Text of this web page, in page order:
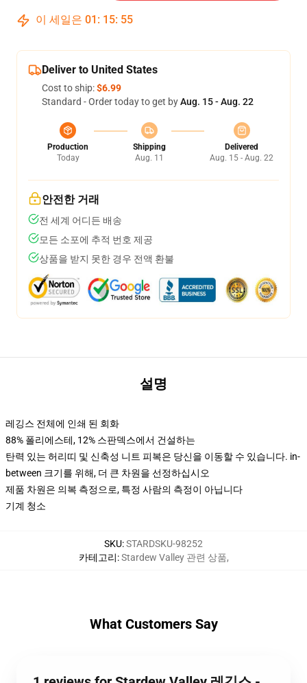
이 세일은 01 : 15: 54
Deliver to United States
Cost to ship:$6.99
Standard - Order today to get byAug. 15 - Aug. 22
Production
Today
Shipping
Aug. 11
Delivered
Aug. 15 - Aug. 22
안전한 거래
전 세계 어디든 배송
모든 소포에 추적 번호 제공
상품을 받지 못한 경우 전액 환불
설명
레깅스 전체에 인쇄 된 회화
88% 폴리에스테, 12% 스판덱스에서 건설하는
탄력 있는 허리띠 및 신축성 니트 피복은 당신을 이동할 수 있습니다. in-
between 크기를 위해, 더 큰 차원을 선정하십시오
제품 차원은 의복 측정으로, 특정 사람의 측정이 아닙니다
기계 청소
SKU:STARDSKU-98252
카테고리:Stardew Valley 관련 상품,
What Customers Say